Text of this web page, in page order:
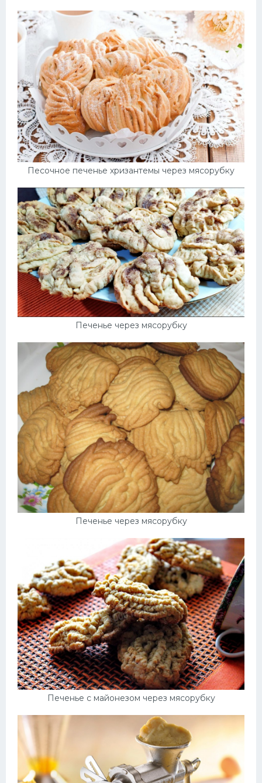
Песочное печенье хризантемы через мясорубку
Печенье через мясорубку
Печенье через мясорубку
Печенье с майонезом через мясорубку